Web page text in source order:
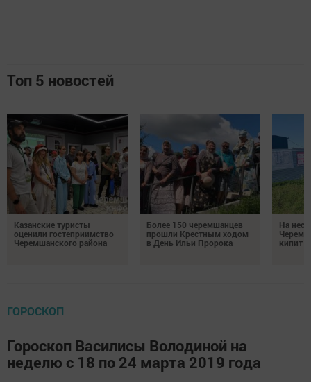
Топ 5 новостей
Казанские туристы
оценили гостеприимство
Черемшанского района
Более 150 черемшанцев
прошли Крестным ходом
в День Ильи Пророка
На
кипит
ГОРОСКОП
Гороскоп Василисы Володиной на
неделю с 18 по 24 марта 2019 года